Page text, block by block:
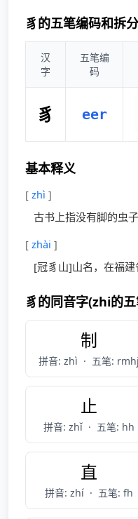
豸的五笔编码和拆
汉
字
五笔编
码
豸 eer
基本释义
[ zhì ]
古书上指没有脚的虫
[ zhài ]
[冠豸山]山名，在福建
豸的同音字(zhi的
制
拼音: zhì · 五笔: rmhj
止
拼音: zhǐ · 五笔: hh
直
拼音: zhí · 五笔: fh